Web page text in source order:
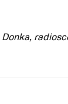
Donka,